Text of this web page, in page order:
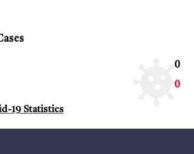
0
0
19 Statistics